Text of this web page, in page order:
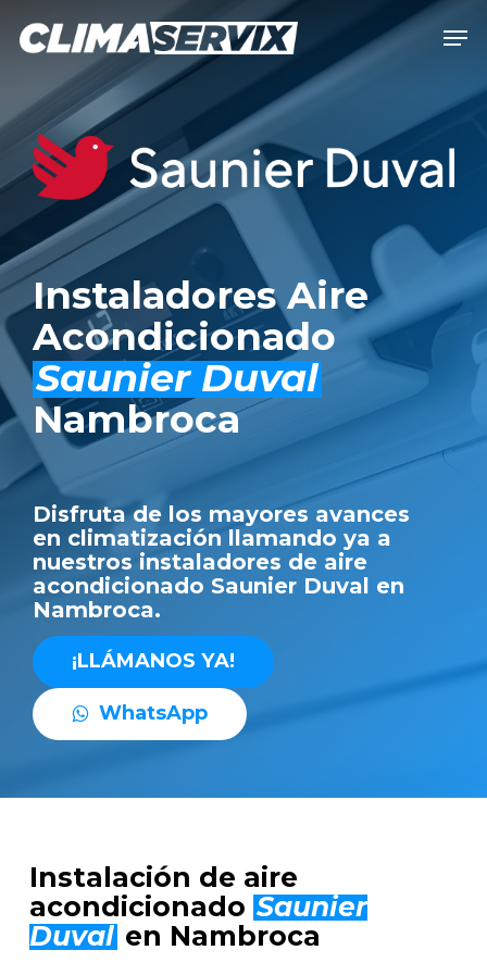
content
Instaladores Aire
Acondicionado
Saunier Duval
Nambroca
Disfruta de los mayores avances
en climatización llamando ya a
nuestros instaladores de aire
acondicionado Saunier Duval en
Nambroca.
¡LLÁMANOS YA!
WhatsApp
Instalación de aire
acondicionado Saunier
Duval en Nambroca
Menu